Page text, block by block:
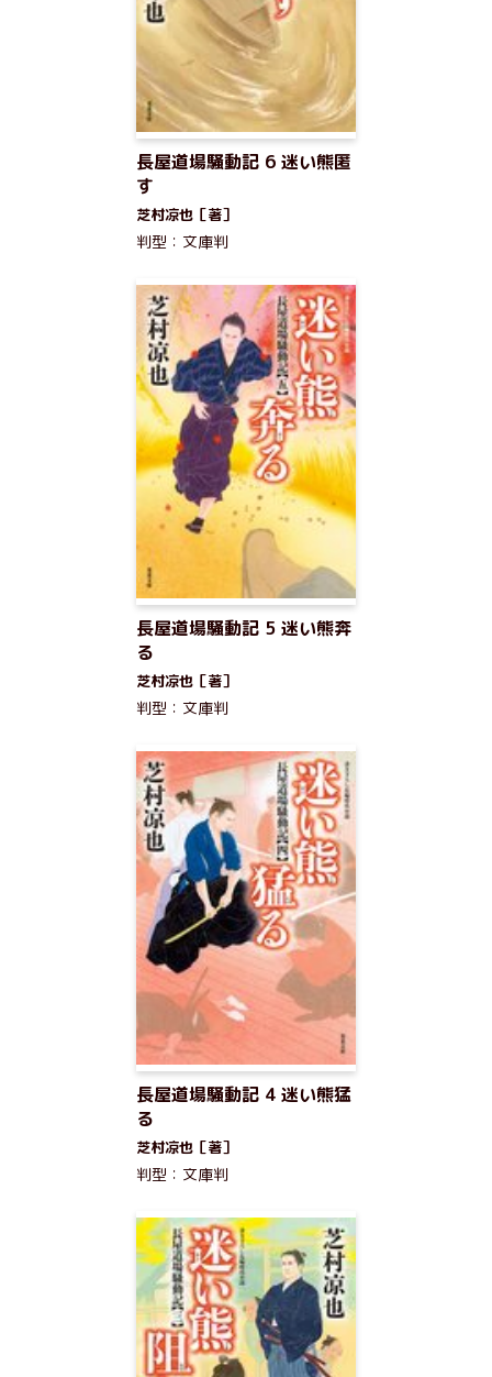
長屋道場騒動記 6 迷い熊匿
す
芝村凉也［著］
判型：文庫判
長屋道場騒動記 5 迷い熊奔
る
芝村凉也［著］
判型：文庫判
長屋道場騒動記 4 迷い熊猛
る
芝村凉也［著］
判型：文庫判